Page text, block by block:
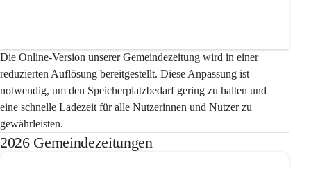
Die Online-Version unserer Gemeindezeitung wird in einer
reduzierten Auflösung bereitgestellt. Diese Anpassung ist
notwendig, um den Speicherplatzbedarf gering zu halten und
eine schnelle Ladezeit für alle Nutzerinnen und Nutzer zu
gewährleisten.
2026 Gemeindezeitungen